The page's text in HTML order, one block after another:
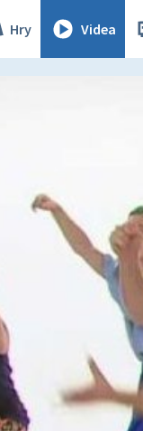
Hry Videa